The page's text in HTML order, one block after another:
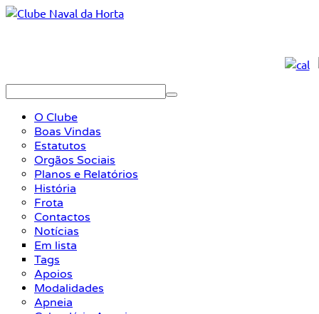
O Clube
Boas Vindas
Estatutos
Orgãos Sociais
Planos e Relatórios
História
Frota
Contactos
Notícias
Em lista
Tags
Apoios
Modalidades
Apneia